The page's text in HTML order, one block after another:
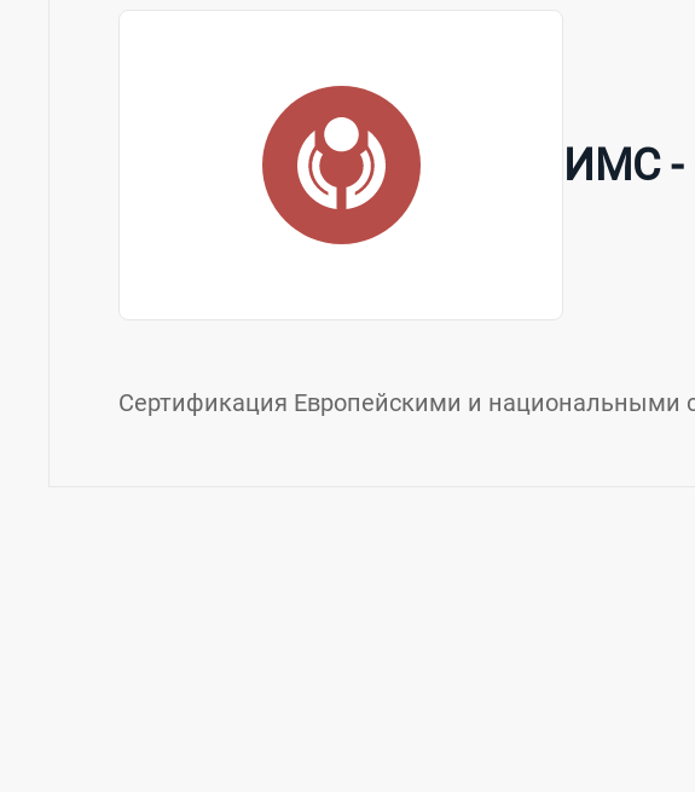
ИМС -
Сертификация Европейскими и национальными